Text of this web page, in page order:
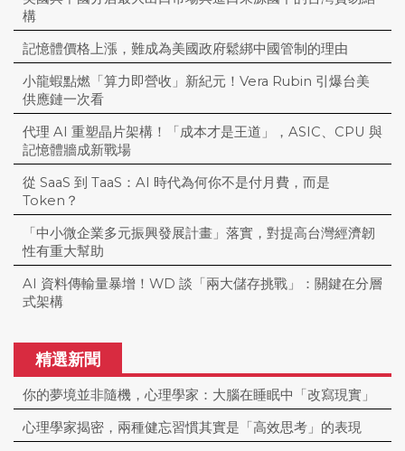
構
記憶體價格上漲，難成為美國政府鬆綁中國管制的理由
小龍蝦點燃「算力即營收」新紀元！Vera Rubin 引爆台美
供應鏈一次看
代理 AI 重塑晶片架構！「成本才是王道」，ASIC、CPU 與
記憶體牆成新戰場
從 SaaS 到 TaaS：AI 時代為何你不是付月費，而是
Token？
「中小微企業多元振興發展計畫」落實，對提高台灣經濟韌
性有重大幫助
AI 資料傳輸量暴增！WD 談「兩大儲存挑戰」：關鍵在分層
式架構
精選新聞
你的夢境並非隨機，心理學家：大腦在睡眠中「改寫現實」
心理學家揭密，兩種健忘習慣其實是「高效思考」的表現